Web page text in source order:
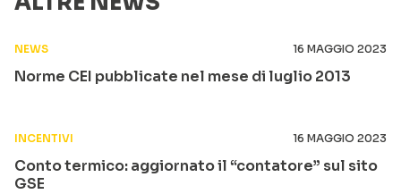
NEWS 16 MAGGIO 2023
Norme CEI pubblicate nel mese di luglio 2013
INCENTIVI 16 MAGGIO 2023
Conto termico: aggiornato il “contatore” sul sito
GSE